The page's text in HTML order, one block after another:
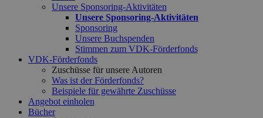
Unsere Sponsoring-Aktivitäten
Unsere Sponsoring-Aktivitäten
Sponsoring
Unsere Buchspenden
Stimmen zum VDK-Förderfonds
VDK-Förderfonds
Zuschüsse für unsere Autoren
Was ist der Förderfonds?
Beispiele für gewährte Zuschüsse
Angebot einholen
Bücher